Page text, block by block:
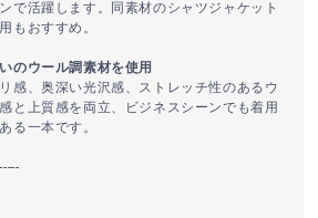
で活躍します。同素材のシャツジャケット
もおすすめ。
のウール調素材を使用
感、奥深い光沢感、ストレッチ性のあるウ
と上質感を両立、ビジネスシーンでも着用
る一本です。